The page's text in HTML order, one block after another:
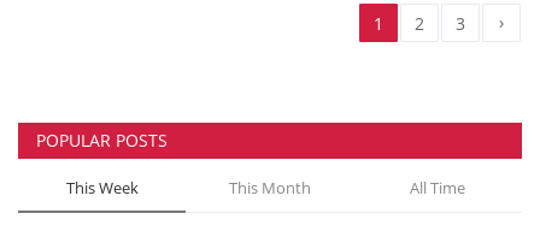
1 2 3 ›
POPULAR POSTS
This Week This Month All Time